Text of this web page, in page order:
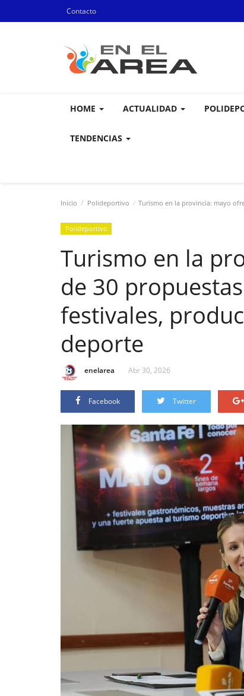
Contacto
HOME ACTUALIDAD
TENDENCIAS
Inicio Polideportivo Turismo en la provincia: mayo
Polideportivo
Turismo en la
de 30
festivales,
deporte
enelarea Abr 30, 2026
Facebook Twitter